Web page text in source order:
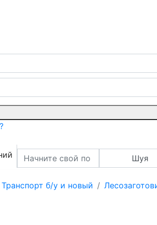
Шуя
Транспорт б/у и новый